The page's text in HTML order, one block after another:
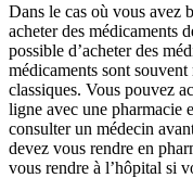
Dans le cas où vous avez
acheter des médicaments
possible d’acheter des
médicaments sont
classiques. Vous pouvez
ligne avec une pharmacie
consulter un médecin
devez vous rendre en
vous rendre à l’hôpital si